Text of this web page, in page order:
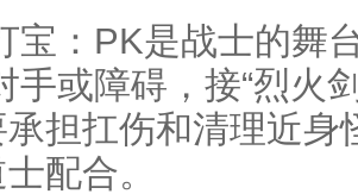
宝：PK是战士的舞
手或障碍，接“烈火
担扛伤和清理近
配合。